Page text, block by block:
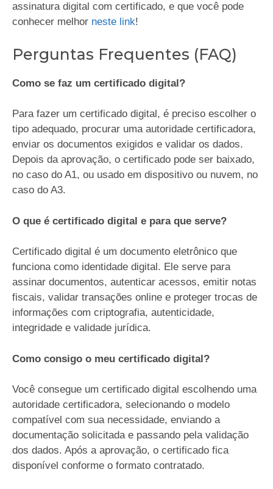
assinatura digital com certificado, e que você pode
conhecer melhor neste link!
Perguntas Frequentes (FAQ)
Como se faz um certificado digital?
Para fazer um certificado digital, é preciso escolher o
tipo adequado, procurar uma autoridade certificadora,
enviar os documentos exigidos e validar os dados.
Depois da aprovação, o certificado pode ser baixado,
no caso do A1, ou usado em dispositivo ou nuvem, no
caso do A3.
O que é certificado digital e para que serve?
Certificado digital é um documento eletrônico que
funciona como identidade digital. Ele serve para
assinar documentos, autenticar acessos, emitir notas
fiscais, validar transações online e proteger trocas de
informações com criptografia, autenticidade,
integridade e validade jurídica.
Como consigo o meu certificado digital?
Você consegue um certificado digital escolhendo uma
autoridade certificadora, selecionando o modelo
compatível com sua necessidade, enviando a
documentação solicitada e passando pela validação
dos dados. Após a aprovação, o certificado fica
disponível conforme o formato contratado.